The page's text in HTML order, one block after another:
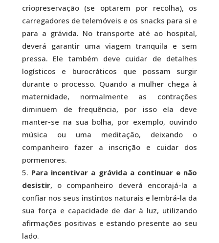
criopreservação (se optarem por recolha), os
carregadores de telemóveis e os snacks para si e
para a grávida. No transporte até ao hospital,
deverá garantir uma viagem tranquila e sem
pressa. Ele também deve cuidar de detalhes
logísticos e burocráticos que possam surgir
durante o processo. Quando a mulher chega à
maternidade, normalmente as contrações
diminuem de frequência, por isso ela deve
manter-se na sua bolha, por exemplo, ouvindo
música ou uma meditação, deixando o
companheiro fazer a inscrição e cuidar dos
pormenores.
Para incentivar a grávida a continuar e não
desistir, o companheiro deverá encorajá-la a
confiar nos seus instintos naturais e lembrá-la da
sua força e capacidade de dar à luz, utilizando
afirmações positivas e estando presente ao seu
lado.